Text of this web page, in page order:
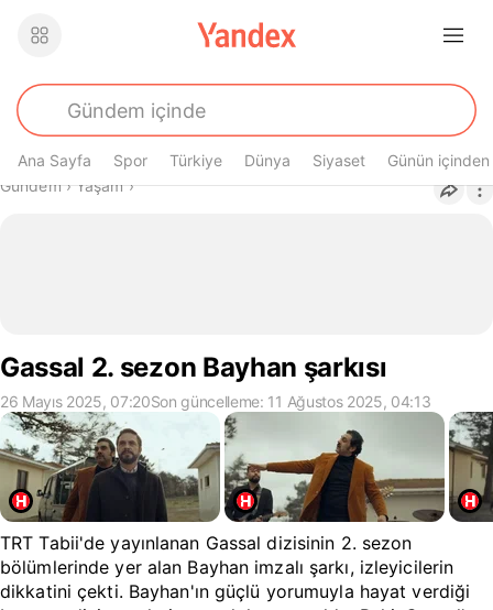
Ana Sayfa Spor Türkiye Dünya Siyaset Günün içinden
Buradasın
Gündem› Yaşam›
Gassal 2. sezon Bayhan şarkısı
26 Mayıs 2025, 07:20Son güncelleme: 11 Ağustos 2025, 04:13
TRT Tabii'de yayınlanan Gassal dizisinin 2. sezon
bölümlerinde yer alan Bayhan imzalı şarkı, izleyicilerin
dikkatini çekti. Bayhan'ın güçlü yorumuyla hayat verdiği